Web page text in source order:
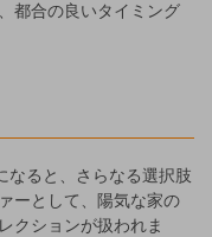
都合の良いタイミング
なると、さらなる選択肢
ーとして、陽気な家の
クションが扱われま